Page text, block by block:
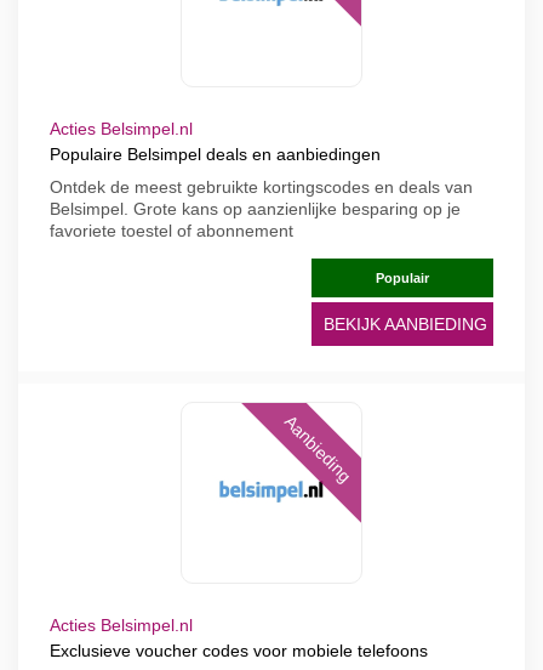
Acties Belsimpel.nl
Populaire Belsimpel deals en aanbiedingen
Ontdek de meest gebruikte kortingscodes en deals van
Belsimpel. Grote kans op aanzienlijke besparing op je
favoriete toestel of abonnement
Populair
BEKIJK AANBIEDING
Aanbieding
Acties Belsimpel.nl
Exclusieve voucher codes voor mobiele telefoons